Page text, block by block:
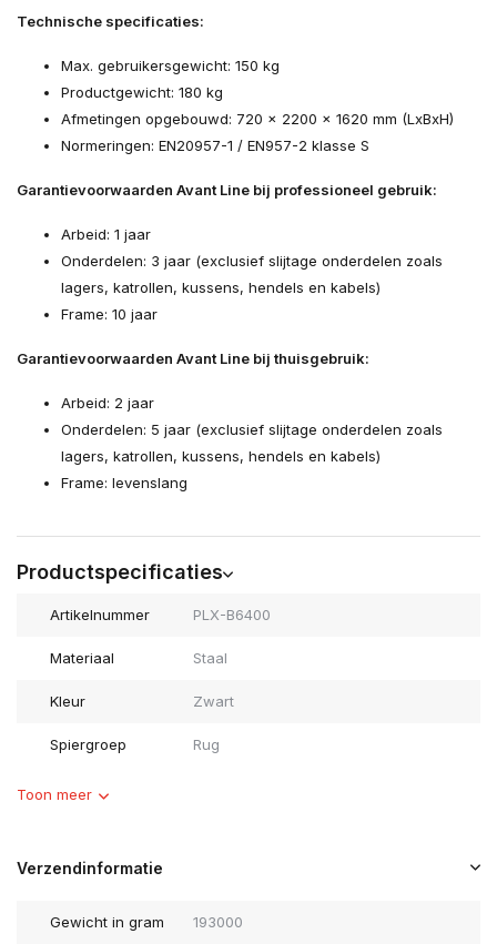
Technische specificaties:
Max. gebruikersgewicht: 150 kg
Productgewicht: 180 kg
Afmetingen opgebouwd: 720 x 2200 x 1620 mm (LxBxH)
Normeringen: EN20957-1 / EN957-2 klasse S
Garantievoorwaarden Avant Line bij professioneel gebruik:
Arbeid: 1 jaar
Onderdelen: 3 jaar (exclusief slijtage onderdelen zoals
lagers, katrollen, kussens, hendels en kabels)
Frame: 10 jaar
Garantievoorwaarden Avant Line bij thuisgebruik:
Arbeid: 2 jaar
Onderdelen: 5 jaar (exclusief slijtage onderdelen zoals
lagers, katrollen, kussens, hendels en kabels)
Frame: levenslang
Productspecificaties
Artikelnummer PLX-B6400
Materiaal Staal
Kleur Zwart
Spiergroep Rug
Toon meer
Verzendinformatie
Gewicht in gram 193000